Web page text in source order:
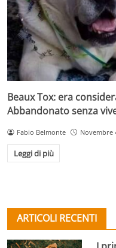
Beaux Tox: era
Abbandonato senza
Fabio Belmonte Novembre
Leggi di più
ARTICOLI RECENTI